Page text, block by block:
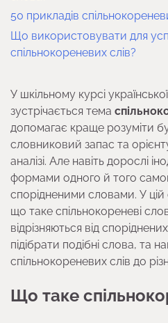
50 прикладів
Що використовувати для
спільнокореневих слів?
У шкільному курсі
зустрічається тема
допомагає краще розуміти
словниковий запас та
аналізі. Але навіть дорослі
формами одного й того
спорідненими словами. У цій
що таке спільнокореневі
відрізняються від
підібрати подібні слова, та
спільнокореневих слів до
Що таке